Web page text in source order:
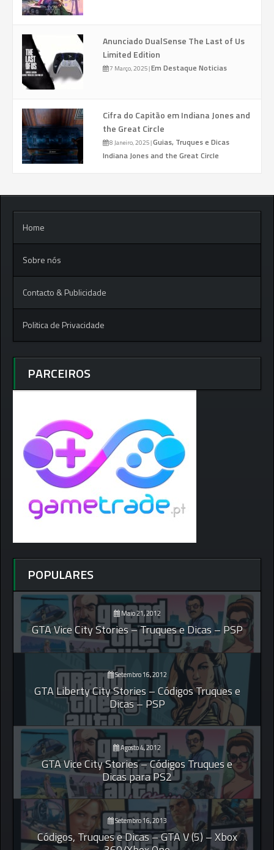
Anunciado DualSense The Last of Us
Limited Edition
7 Março, 2025|Em Destaque Noticias
Cifra do Capitão em Indiana Jones and
the Great Circle
8 Janeiro, 2025|Guias, Truques e Dicas
Indiana Jones and the Great Circle
Home
Sobre nós
Contacto & Publicidade
Politica de Privacidade
PARCEIROS
POPULARES
Maio 21, 2012
GTA Vice City Stories – Truques e Dicas – PSP
Setembro 16, 2012
GTA Liberty City Stories – Códigos Truques e
Dicas – PSP
Agosto 4, 2012
GTA Vice City Stories – Códigos Truques e
Dicas para PS2
Setembro 16, 2013
Códigos, Truques e Dicas – GTA V (5) – Xbox